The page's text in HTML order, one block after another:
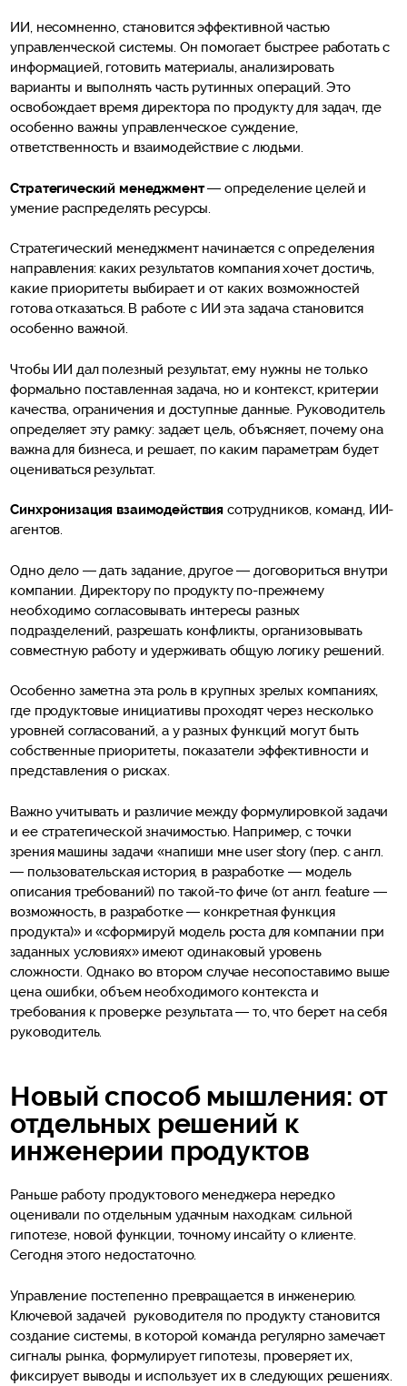
ИИ, несомненно, становится эффективной частью
управленческой системы. Он помогает быстрее работать с
информацией, готовить материалы, анализировать
варианты и выполнять часть рутинных операций. Это
освобождает время директора по продукту для задач, где
особенно важны управленческое суждение,
ответственность и взаимодействие с людьми.
Стратегический менеджмент— определение целей и
умение распределять ресурсы.
Стратегический менеджмент начинается с определения
направления: каких результатов компания хочет достичь,
какие приоритеты выбирает и от каких возможностей
готова отказаться. В работе с ИИ эта задача становится
особенно важной.
Чтобы ИИ дал полезный результат, ему нужны не только
формально поставленная задача, но и контекст, критерии
качества, ограничения и доступные данные. Руководитель
определяет эту рамку: задает цель, объясняет, почему она
важна для бизнеса, и решает, по каким параметрам будет
оцениваться результат.
Синхронизация взаимодействия сотрудников, команд, ИИ-
агентов.
Одно дело — дать задание, другое — договориться внутри
компании. Директору по продукту по-прежнему
необходимо согласовывать интересы разных
подразделений, разрешать конфликты, организовывать
совместную работу и удерживать общую логику решений.
Особенно заметна эта роль в крупных зрелых компаниях,
где продуктовые инициативы проходят через несколько
уровней согласований, а у разных функций могут быть
собственные приоритеты, показатели эффективности и
представления о рисках.
Важно учитывать и различие между формулировкой задачи
и ее стратегической значимостью. Например, с точки
зрения машины задачи «напиши мне user story (пер. с англ.
— пользовательская история, в разработке — модель
описания требований) по такой-то фиче (от англ. feature —
возможность, в разработке — конкретная функция
продукта)» и «сформируй модель роста для компании при
заданных условиях» имеют одинаковый уровень
сложности. Однако во втором случае несопоставимо выше
цена ошибки, объем необходимого контекста и
требования к проверке результата — то, что берет на себя
руководитель.
Новый способ мышления: от
отдельных решений к
инженерии продуктов
Раньше работу продуктового менеджера нередко
оценивали по отдельным удачным находкам: сильной
гипотезе, новой функции, точному инсайту о клиенте.
Сегодня этого недостаточно.
Управление постепенно превращается в инженерию.
Ключевой задачей руководителя по продукту становится
создание системы, в которой команда регулярно замечает
сигналы рынка, формулирует гипотезы, проверяет их,
фиксирует выводы и использует их в следующих решениях.